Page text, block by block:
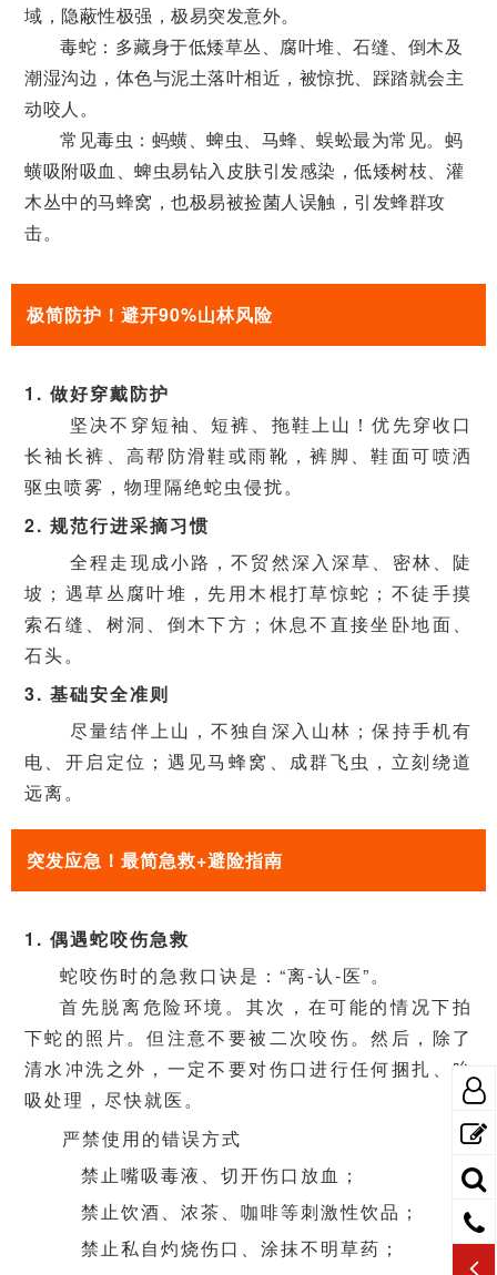
域，隐蔽性极强，极易突发意外。
毒蛇 ：多藏身于低矮草丛、腐叶堆、石缝、倒木及
潮湿沟边，体色与泥土落叶相近，被惊扰、踩踏就会主
动咬人。
常见毒虫 ：蚂蟥、蜱虫、马蜂、蜈蚣最为常见。蚂
蟥吸附吸血、蜱虫易钻入皮肤引发感染，低矮树枝、灌
木丛中的马蜂窝，也极易被捡菌人误触，引发蜂群攻
击。
极简防护！避开90%山林风险
1. 做好穿戴防护
坚决不穿短袖、短裤、拖鞋上山！优先穿收口
长袖长裤、高帮防滑鞋或雨靴，裤脚、鞋面可喷洒
驱虫喷雾，物理隔绝蛇虫侵扰。
2. 规范行进采摘习惯
全程走现成小路，不贸然深入深草、密林、陡
坡；遇草丛腐叶堆，先用木棍打草惊蛇；不徒手摸
索石缝、树洞、倒木下方；休息不直接坐卧地面、
石头。
3. 基础安全准则
尽量结伴上山，不独自深入山林；保持手机有
电、开启定位；遇见马蜂窝、成群飞虫，立刻绕道
远离。
突发应急！最简急救+避险指南
1. 偶遇蛇咬伤急救
蛇咬伤时的急救口诀是：“离-认-医”。
首先脱离危险环境。其次，在可能的情况下拍
下蛇的照片。但注意不要被二次咬伤。然后，除了
清水冲洗之外，一定不要对伤口进行任何捆扎、吮
吸处理，尽快就医。
严禁使用的错误方式
禁止嘴吸毒液、切开伤口放血；
禁止饮酒、浓茶、咖啡等刺激性饮品；
禁止私自灼烧伤口、涂抹不明草药；